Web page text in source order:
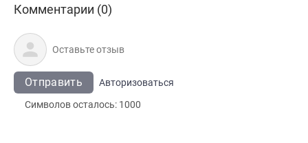
Комментарии (0)
Отправить
Авторизоваться
Символов осталось: 1000